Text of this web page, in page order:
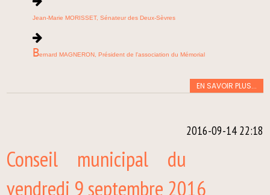
Jean-Marie MORISSET, Sénateur des Deux-Sèvres
Bernard MAGNERON, Président de l'association du Mémorial
EN SAVOIR PLUS...
2016-09-14 22:18
Conseil municipal du
vendredi 9 septembre 2016